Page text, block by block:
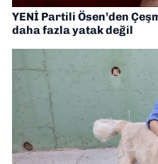
YENİ Partili Ösen’den
daha fazla yatak değil